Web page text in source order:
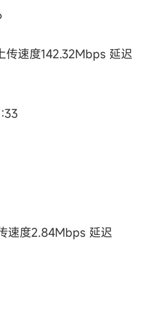
传速度142.32Mbps 延迟
速度2.84Mbps 延迟